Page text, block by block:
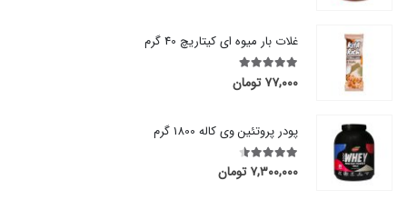
غلات بار میوه ای کیتاریچ 40 گرم
5.00
out of 5
۷۷,۰۰۰ تومان
پودر پروتئین وی کاله 1800 گرم
۷,۳۰۰,۰۰۰ تومان